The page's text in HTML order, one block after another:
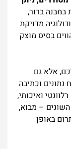
ברור,
מדויקת
בסיס מוצק
אלא גם
נתונים וכתיבה
ואיכותי,
– מבוא,
באופן